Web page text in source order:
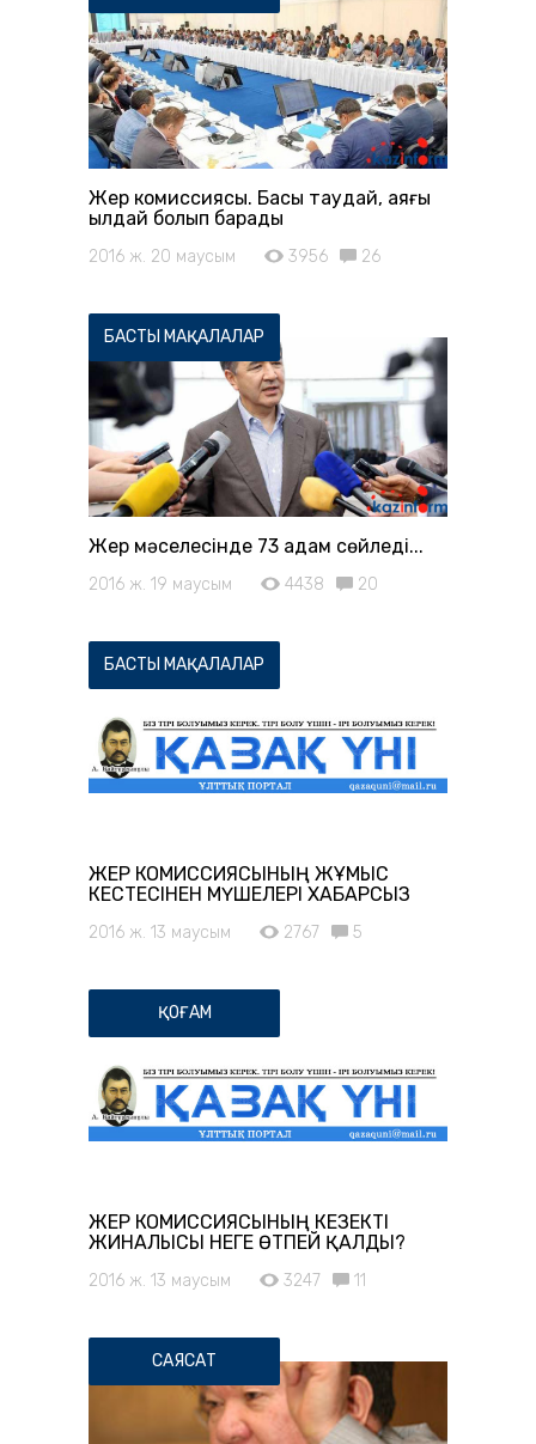
Жер комиссиясы. Басы таудай, аяғы
қылдай болып барады
2016 ж. 20 маусым 3956 26
БАСТЫ МАҚАЛАЛАР
Жер мәселесінде 73 адам сөйледі...
2016 ж. 19 маусым 4438 20
БАСТЫ МАҚАЛАЛАР
ЖЕР КОМИССИЯСЫНЫҢ ЖҰМЫС
КЕСТЕСІНЕН МҮШЕЛЕРІ ХАБАРСЫЗ
2016 ж. 13 маусым 2767 5
ҚОҒАМ
ЖЕР КОМИССИЯСЫНЫҢ КЕЗЕКТІ
ЖИНАЛЫСЫ НЕГЕ ӨТПЕЙ ҚАЛДЫ?
2016 ж. 13 маусым 3247 11
САЯСАТ